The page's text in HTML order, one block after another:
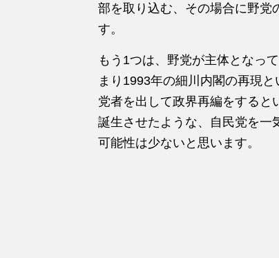
部を取り込む、その場合に野党
す。
もう1つは、野党が主体となっ
まり1993年の細川内閣の再現
党者を出して政界再編をすると
誕生させたような、自民党を一
可能性は少ないと思います。